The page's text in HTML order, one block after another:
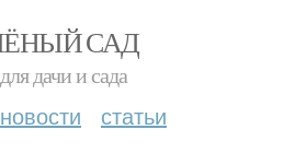
САД
дачи и сада
новости статьи